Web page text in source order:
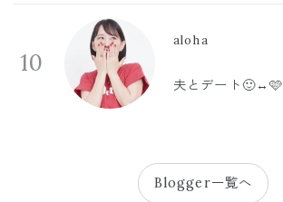
10
aloha
夫とデート🙂‍↔️🩷
Blogger一覧へ